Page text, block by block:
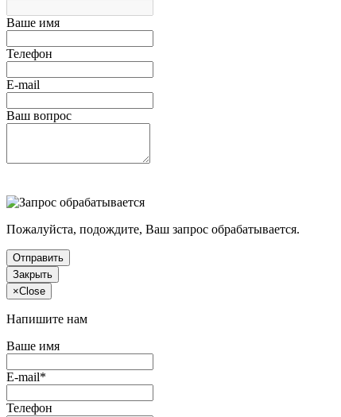
Ваше имя
Телефон
E-mail
Ваш вопрос
Пожалуйста, подождите, Ваш запрос обрабатывается.
Отправить
Закрыть
×Close
Напишите нам
Ваше имя
E-mail*
Телефон